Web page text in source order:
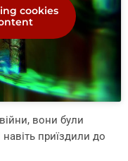
cookies
вони були
приїздили до